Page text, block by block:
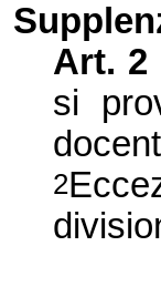
Art. 2
si
2